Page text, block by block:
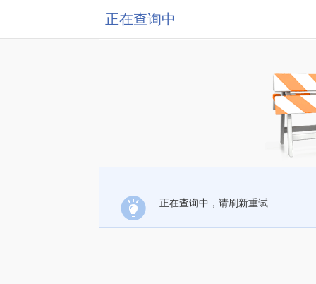
正在查询中
正在查询中，请刷新重试